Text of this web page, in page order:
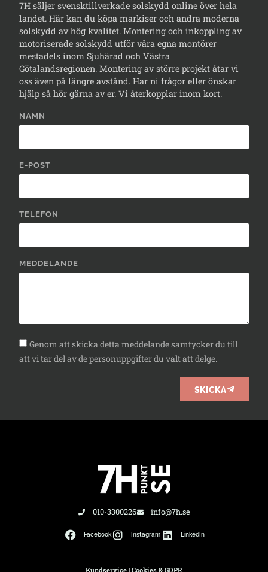
7H säljer svensktillverkade solskydd online över hela
landet. Här kan du köpa markiser och andra moderna
solskydd av hög kvalitet. Montering och inkoppling av
motoriserade solskydd utför våra egna montörer
mestadels inom Sjuhärad och Västra
Götalandsregionen. Montering av större projekt åtar vi
oss även på längre avstånd. Har ni frågor eller önskar
hjälp så hör gärna av er. Vi återkopplar inom kort.
NAMN
E-POST
TELEFON
MEDDELANDE
Genom att skicka detta meddelande samtycker du till
att vi tar del av de personuppgifter du valt att delge.
SKICKA
010-3300226 info@7h.se
Facebook Instagram LinkedIn
Kundservice | Cookies & GDPR